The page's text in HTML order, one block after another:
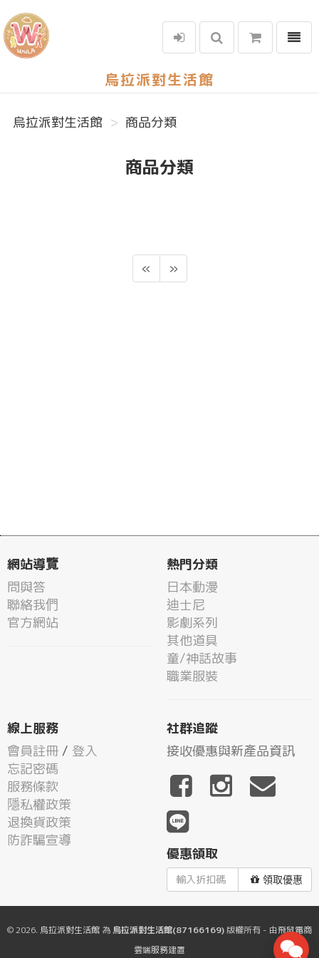
烏拉派對生活館
選單
烏拉派對生活館 商品分類
商品分類
« »
網站導覽
問與答
聯絡我們
官方網站
熱門分類
日本動漫
迪士尼
影劇系列
其他道具
童/神話故事
職業服裝
線上服務
會員註冊 / 登入
忘記密碼
服務條款
隱私權政策
退換貨政策
防詐騙宣導
社群追蹤
接收優惠與新產品資訊
優惠領取
領取優惠
© 2026. 烏拉派對生活館 為 烏拉派對生活館(87166169)版權所有 - 由飛鼠電商
雲端服務建置